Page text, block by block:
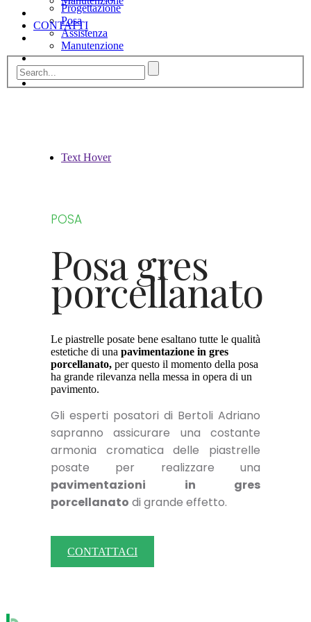
Progettazione
Posa
Assistenza
Manutenzione
CONTATTI
CONTATTI
Text Hover
POSA
Posa gres
porcellanato
Le piastrelle posate bene esaltano tutte le qualità
estetiche di una pavimentazione in gres
porcellanato, per questo il momento della posa
ha grande rilevanza nella messa in opera di un
pavimento.
Gli esperti posatori di Bertoli Adriano
sapranno assicurare una costante
armonia cromatica delle piastrelle
posate per realizzare una
pavimentazioni in gres
porcellanato di grande effetto.
CONTATTACI